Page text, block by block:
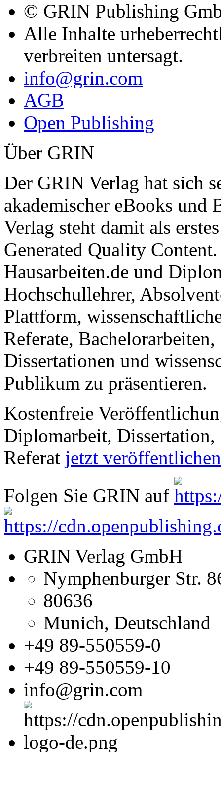
© GRIN Publishing
Alle Inhalte
verbreiten untersagt.
info@grin.com
AGB
Open Publishing
Über GRIN
Der GRIN Verlag hat sich
akademischer eBooks und
Verlag steht damit als
Generated Quality
Hausarbeiten.de und
Hochschullehrer,
Plattform,
Referate,
Dissertationen und
Publikum zu präsentieren.
Kostenfreie
Diplomarbeit,
Referat jetzt
Folgen Sie GRIN auf
GRIN Verlag GmbH
Nymphenburger Str.
80636
Munich, Deutschland
+49 89-550559-0
+49 89-550559-10
info@grin.com